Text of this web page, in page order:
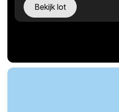
Bekijk lot